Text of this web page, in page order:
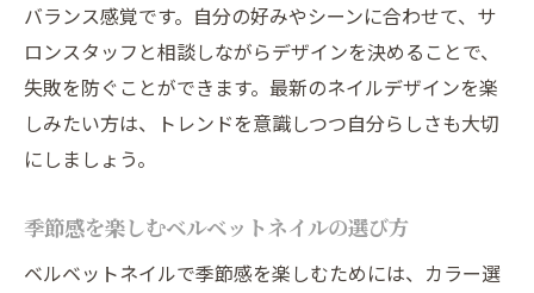
バランス感覚です。自分の好みやシーンに合わせて、サ
ロンスタッフと相談しながらデザインを決めることで、
失敗を防ぐことができます。最新のネイルデザインを楽
しみたい方は、トレンドを意識しつつ自分らしさも大切
にしましょう。
季節感を楽しむベルベットネイルの選び方
ベルベットネイルで季節感を楽しむためには、カラー選